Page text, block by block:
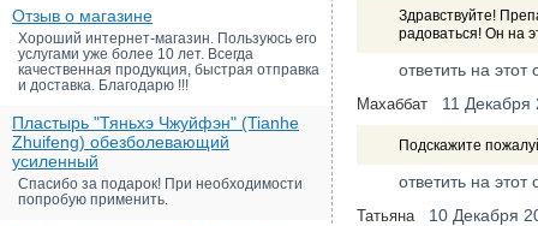
Отзыв о магазине
Хороший интернет-магазин. Пользуюсь его
услугами уже более 10 лет. Всегда
качественная продукция, быстрая отправка
и доставка. Благодарю !!!
Пластырь "Тяньхэ Чжуйфэн" (Tianhe
Zhuifeng) обезболевающий
усиленный
Спасибо за подарок! При необходимости
попробую применить.
Здравствуйте!
радоваться! Он на
ответить на этот
Махаббат 11 Декабря
Подскажите
ответить на этот
Татьяна 10 Декабря